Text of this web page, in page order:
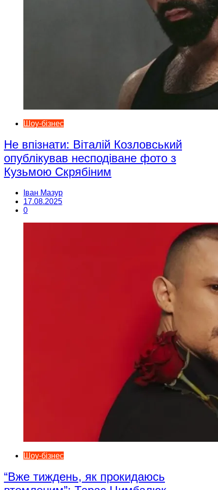
Шоу-бізнес
Не впізнати: Віталій Козловський
опублікував несподіване фото з
Кузьмою Скрябіним
Іван Мазур
17.08.2025
0
Шоу-бізнес
“Вже тиждень, як прокидаюсь